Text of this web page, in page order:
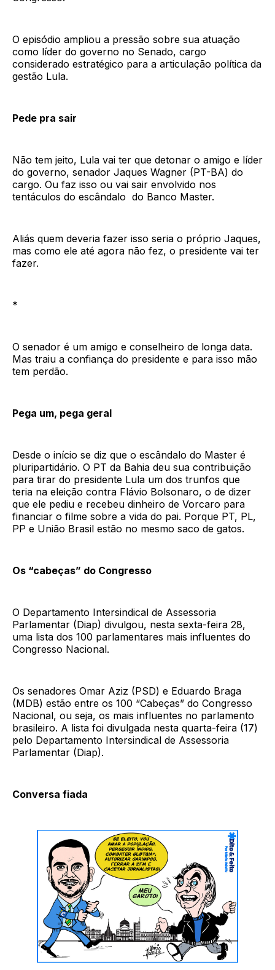
O episódio ampliou a pressão sobre sua atuação
como líder do governo no Senado, cargo
considerado estratégico para a articulação política da
gestão Lula.
Pede pra sair
Não tem jeito, Lula vai ter que detonar o amigo e líder
do governo, senador Jaques Wagner (PT-BA) do
cargo. Ou faz isso ou vai sair envolvido nos
tentáculos do escândalo do Banco Master.
Aliás quem deveria fazer isso seria o próprio Jaques,
mas como ele até agora não fez, o presidente vai ter
fazer.
*
O senador é um amigo e conselheiro de longa data.
Mas traiu a confiança do presidente e para isso mão
tem perdão.
Pega um, pega geral
Desde o início se diz que o escândalo do Master é
pluripartidário. O PT da Bahia deu sua contribuição
para tirar do presidente Lula um dos trunfos que
teria na eleição contra Flávio Bolsonaro, o de dizer
que ele pediu e recebeu dinheiro de Vorcaro para
financiar o filme sobre a vida do pai. Porque PT, PL,
PP e União Brasil estão no mesmo saco de gatos.
Os “cabeças” do Congresso
O Departamento Intersindical de Assessoria
Parlamentar (Diap) divulgou, nesta sexta-feira 28,
uma lista dos 100 parlamentares mais influentes do
Congresso Nacional.
Os senadores Omar Aziz (PSD) e Eduardo Braga
(MDB) estão entre os 100 “Cabeças” do Congresso
Nacional, ou seja, os mais influentes no parlamento
brasileiro. A lista foi divulgada nesta quarta-feira (17)
pelo Departamento Intersindical de Assessoria
Parlamentar (Diap).
Conversa fiada